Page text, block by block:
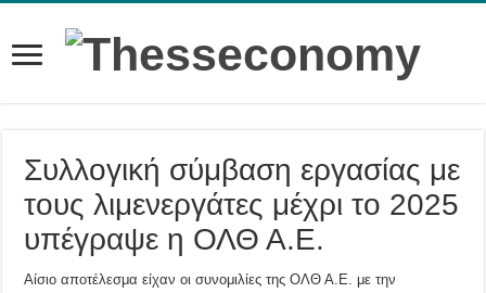
Συλλογική σύμβαση εργασίας με
τους λιμενεργάτες μέχρι το 2025
υπέγραψε η ΟΛΘ Α.Ε.
Αίσιο αποτέλεσμα είχαν οι συνομιλίες της ΟΛΘ Α.Ε. με την